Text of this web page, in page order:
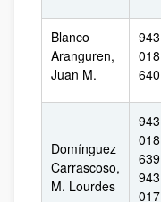
Blanco
Aranguren,
Juan M.
943
018
640
Domínguez
Carrascoso,
M. Lourdes
943
018
639
943
017